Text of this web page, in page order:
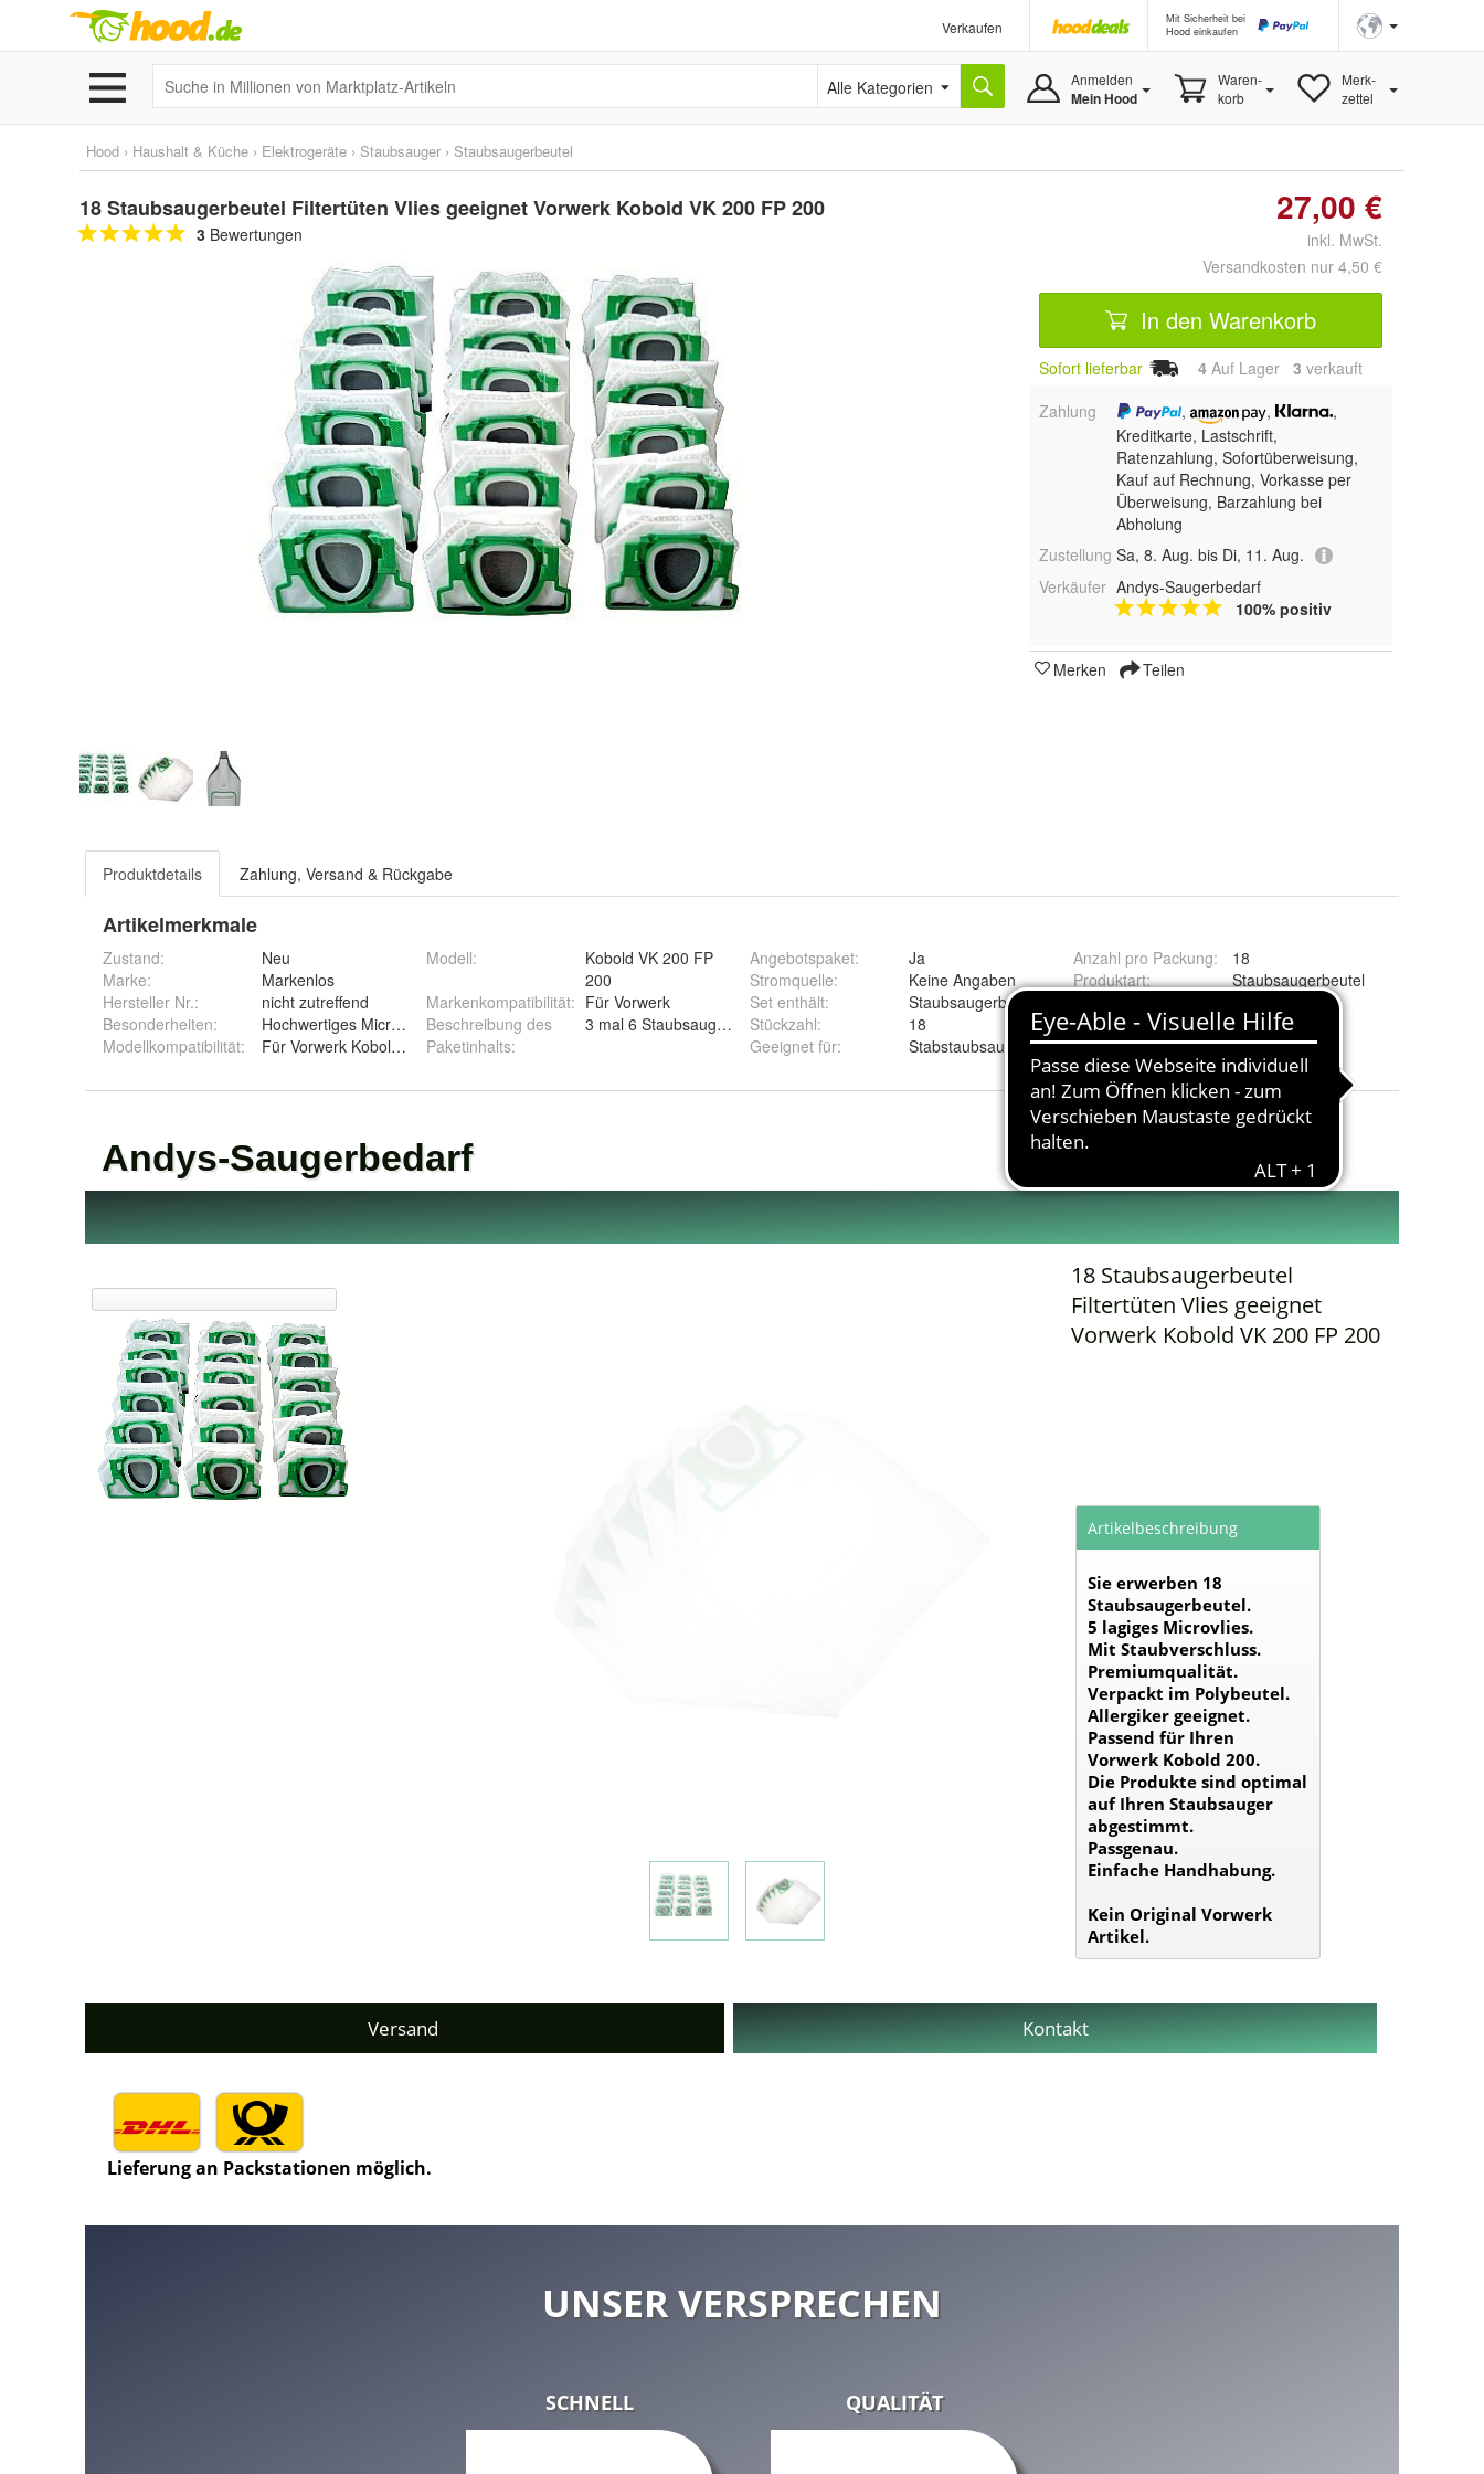
Verkaufen
Mit Sicherheit bei
Hood einkaufen
Alle Kategorien Anmelden
Mein Hood
Waren-
korb
Merk-
zettel
Hood › Haushalt & Küche › Elektrogeräte › Staubsauger › Staubsaugerbeutel
18 Staubsaugerbeutel Filtertüten Vlies geeignet Vorwerk Kobold VK 200 FP 200
3 Bewertungen
27,00 €
inkl. MwSt.
Versandkosten nur 4,50 €
In den Warenkorb
Sofort lieferbar 4 Auf Lager 3 verkauft
Zahlung
, ,
,
Kreditkarte, Lastschrift,
Ratenzahlung, Sofortüberweisung,
Kauf auf Rechnung, Vorkasse per
Überweisung, Barzahlung bei
Abholung
Zustellung Sa, 8. Aug. bis Di, 11. Aug.
Verkäufer Andys-Saugerbedarf
100% positiv
Merken Teilen
Produktdetails Zahlung, Versand & Rückgabe
Artikelmerkmale
Zustand:
Neu
Marke:
Markenlos
Hersteller Nr.:
nicht zutreffend
Besonderheiten:
Hochwertiges Microvlies
Modellkompatibilität: Für Vorwerk Kobold VK 200 FP 200
Modell:
Kobold VK 200 FP
200
Markenkompatibilität: Für Vorwerk
Beschreibung des
Paketinhalts:
3 mal 6 Staubsaugerbeutel.
Angebotspaket:
Ja
Stromquelle:
Keine Angaben
Set enthält:
Staubsaugerbeutel
Stückzahl:
18
Geeignet für: Stabstaubsauger
Anzahl pro Packung:
18
Produktart:
Staubsaugerbeutel
Keine Angaben